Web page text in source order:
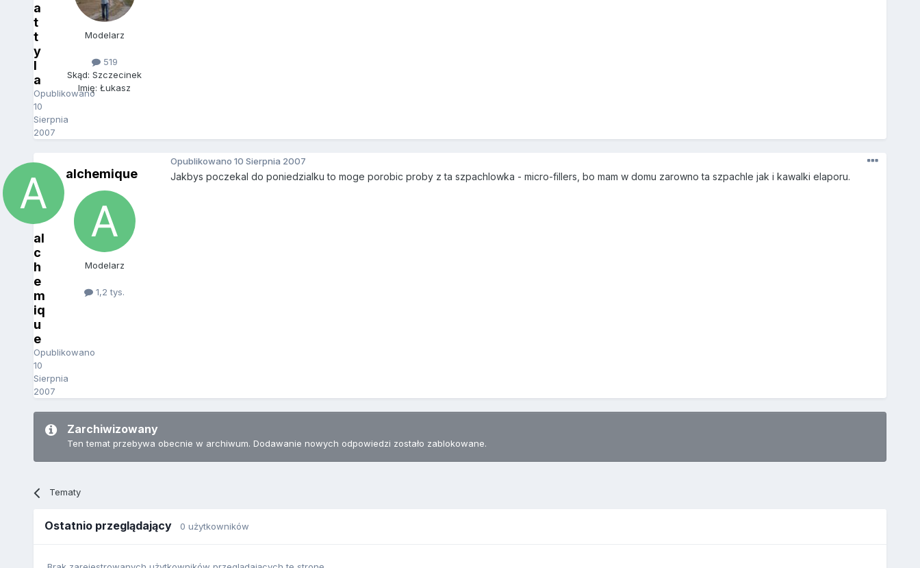
a
t
t
y
l
a
Opublikowano
10
Sierpnia
2007
Modelarz
519
Skąd: Szczecinek
Imię: Łukasz
al
c
h
e
m
iq
u
e
Opublikowano
10
Sierpnia
2007
alchemique
Modelarz
1,2 tys.
Opublikowano 10 Sierpnia 2007
Jakbys poczekal do poniedzialku to moge porobic proby z ta szpachlowka - micro-fillers, bo mam w domu zarowno ta szpachle jak i kawalki elaporu.
Zarchiwizowany
Ten temat przebywa obecnie w archiwum. Dodawanie nowych odpowiedzi zostało zablokowane.
Tematy
Ostatnio przeglądający 0 użytkowników